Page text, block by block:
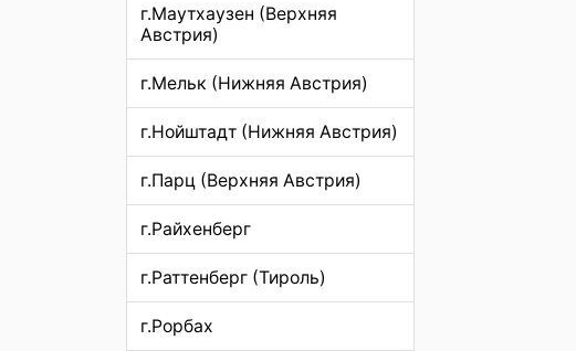
г.Маутхаузен (Верхняя
Австрия)
г.Мельк (Нижняя Австрия)
г.Нойштадт (Нижняя Австрия)
г.Парц (Верхняя Австрия)
г.Райхенберг
г.Раттенберг (Тироль)
г.Рорбах